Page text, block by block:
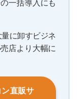
に卸すビジネ
店より大幅に
直販サ